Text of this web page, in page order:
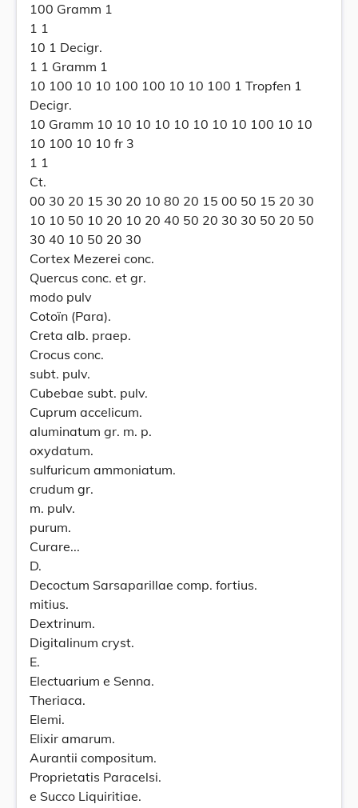
100 Gramm 1
1 1
10 1 Decigr.
1 1 Gramm 1
10 100 10 10 100 100 10 10 100 1 Tropfen 1
Decigr.
10 Gramm 10 10 10 10 10 10 10 10 100 10 10
10 100 10 10 fr 3
1 1
Ct.
00 30 20 15 30 20 10 80 20 15 00 50 15 20 30
10 10 50 10 20 10 20 40 50 20 30 30 50 20 50
30 40 10 50 20 30
Cortex Mezerei conc.
Quercus conc. et gr.
modo pulv
Cotoïn (Para).
Creta alb. praep.
Crocus conc.
subt. pulv.
Cubebae subt. pulv.
Cuprum accelicum.
aluminatum gr. m. p.
oxydatum.
sulfuricum ammoniatum.
crudum gr.
m. pulv.
purum.
Curare...
D.
Decoctum Sarsaparillae comp. fortius.
mitius.
Dextrinum.
Digitalinum cryst.
E.
Electuarium e Senna.
Theriaca.
Elemi.
Elixir amarum.
Aurantii compositum.
Proprietatis Paracelsi.
e Succo Liquiritiae.